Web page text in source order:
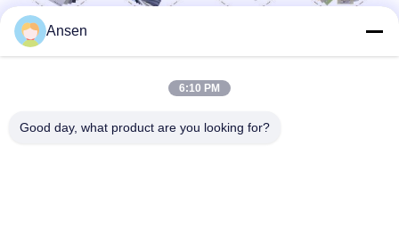
Ansen
6:10 PM
Good day, what product are you looking for?